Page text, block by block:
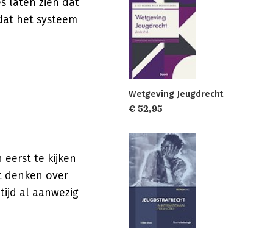
het systeem
eerst te kijken
denken over
al aanwezig
Wetgeving Jeugdrecht
€ 52,95